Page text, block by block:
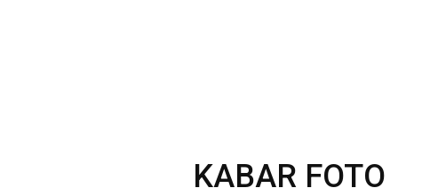
KABAR FOTO